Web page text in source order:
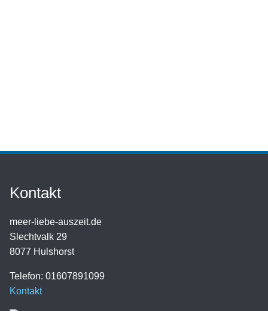
Kontakt
meer-liebe-auszeit.de
Slechtvalk 29
8077 Hulshorst
Telefon: 01607891099
Kontakt